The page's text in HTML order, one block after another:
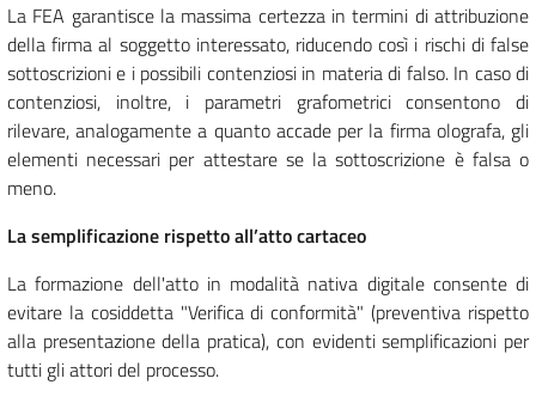
La FEA garantisce la massima certezza in termini di attribuzione
della firma al soggetto interessato, riducendo così i rischi di false
sottoscrizioni e i possibili contenziosi in materia di falso. In caso di
contenziosi, inoltre, i parametri grafometrici consentono di
rilevare, analogamente a quanto accade per la firma olografa, gli
elementi necessari per attestare se la sottoscrizione è falsa o
meno.
La semplificazione rispetto all’atto cartaceo
La formazione dell'atto in modalità nativa digitale consente di
evitare la cosiddetta "Verifica di conformità" (preventiva rispetto
alla presentazione della pratica), con evidenti semplificazioni per
tutti gli attori del processo.